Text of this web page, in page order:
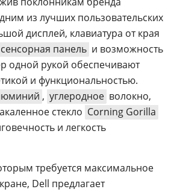
из лучших пользовательских
дисплей, клавиатура от края
сенсорная панель и возможность
одной рукой обеспечивают
и функциональностью.
, углеродное волокно,
стекло Corning Gorilla
и легкость
требуется максимальное
Dell предлагает